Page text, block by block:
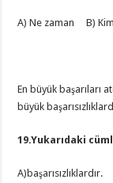
A) Ne zaman B)
En büyük başarıları
büyük
19.Yukarıdaki
A)başarısızlıklardır.